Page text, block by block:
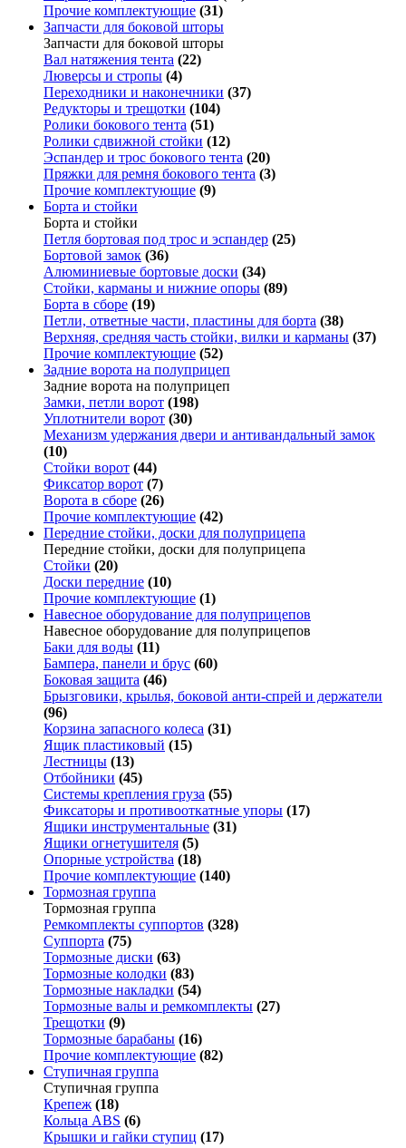
Прочие комплектующие (31)
Запчасти для боковой шторы
Запчасти для боковой шторы
Вал натяжения тента (22)
Люверсы и стропы (4)
Переходники и наконечники (37)
Редукторы и трещотки (104)
Ролики бокового тента (51)
Ролики сдвижной стойки (12)
Эспандер и трос бокового тента (20)
Пряжки для ремня бокового тента (3)
Прочие комплектующие (9)
Борта и стойки
Борта и стойки
Петля бортовая под трос и эспандер (25)
Бортовой замок (36)
Алюминиевые бортовые доски (34)
Стойки, карманы и нижние опоры (89)
Борта в сборе (19)
Петли, ответные части, пластины для борта (38)
Верхняя, средняя часть стойки, вилки и карманы (37)
Прочие комплектующие (52)
Задние ворота на полуприцеп
Задние ворота на полуприцеп
Замки, петли ворот (198)
Уплотнители ворот (30)
Механизм удержания двери и антивандальный замок
(10)
Стойки ворот (44)
Фиксатор ворот (7)
Ворота в сборе (26)
Прочие комплектующие (42)
Передние стойки, доски для полуприцепа
Передние стойки, доски для полуприцепа
Стойки (20)
Доски передние (10)
Прочие комплектующие (1)
Навесное оборудование для полуприцепов
Навесное оборудование для полуприцепов
Баки для воды (11)
Бампера, панели и брус (60)
Боковая защита (46)
Брызговики, крылья, боковой анти-спрей и держатели
(96)
Корзина запасного колеса (31)
Ящик пластиковый (15)
Лестницы (13)
Отбойники (45)
Системы крепления груза (55)
Фиксаторы и противооткатные упоры (17)
Ящики инструментальные (31)
Ящики огнетушителя (5)
Опорные устройства (18)
Прочие комплектующие (140)
Тормозная группа
Тормозная группа
Ремкомплекты суппортов (328)
Суппорта (75)
Тормозные диски (63)
Тормозные колодки (83)
Тормозные накладки (54)
Тормозные валы и ремкомплекты (27)
Трещотки (9)
Тормозные барабаны (16)
Прочие комплектующие (82)
Ступичная группа
Ступичная группа
Крепеж (18)
Кольца ABS (6)
Крышки и гайки ступиц (17)